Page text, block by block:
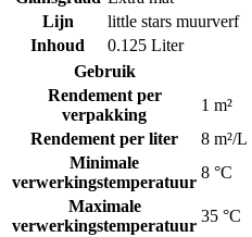
Lijn
little stars muurverf
Inhoud
0.125 Liter
Gebruik
Rendement per
verpakking
1 m²
Rendement per liter
8 m²/L
Minimale
verwerkingstemperatuur
8 °C
Maximale
verwerkingstemperatuur
35 °C